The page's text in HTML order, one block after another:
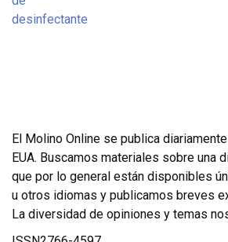
El Molino Online se publica
EUA. Buscamos materiales sobre una
que por lo general están disponibles
u otros idiomas y publicamos breves
La diversidad de opiniones y temas